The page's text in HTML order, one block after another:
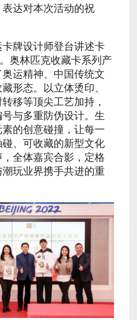
达对本次活动的祝
牌设计师登台讲述卡
奥林匹克收藏卡系列产
运精神、中国传统文
形态。以立体烫印、
移等顶尖工艺加持，
与多重防伪设计。生
的创意碰撞，让每一
、可收藏的新型文化
全体嘉宾合影，定格
玩业界携手共进的重